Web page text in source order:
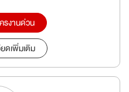
รงานด่วน
ดเพิ่มเติม